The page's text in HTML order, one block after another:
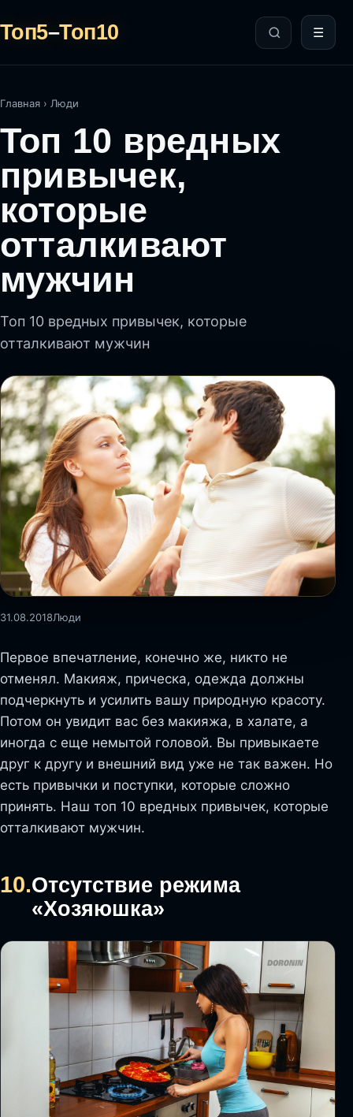
Топ5–Топ10 ☰
Главная › Люди
Топ 10 вредных
привычек,
которые
отталкивают
мужчин
Топ 10 вредных привычек, которые
отталкивают мужчин
31.08.2018Люди
Первое впечатление, конечно же, никто не
отменял. Макияж, прическа, одежда должны
подчеркнуть и усилить вашу природную красоту.
Потом он увидит вас без макияжа, в халате, а
иногда с еще немытой головой. Вы привыкаете
друг к другу и внешний вид уже не так важен. Но
есть привычки и поступки, которые сложно
принять. Наш топ 10 вредных привычек, которые
отталкивают мужчин.
10.Отсутствие режима
«Хозяюшка»